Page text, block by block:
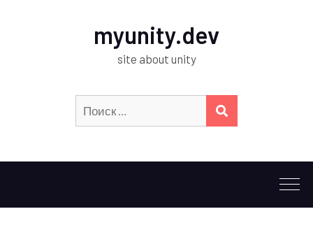
myunity.dev
site about unity